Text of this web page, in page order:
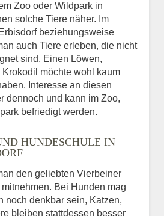
Zoo oder Wildpark in
solche Tiere näher. Im
beziehungsweise
auch Tiere erleben, die nicht
sind. Einen Löwen,
möchte wohl kaum
Interesse an diesen
dennoch und kann im Zoo,
befriedigt werden.
HUNDESCHULE IN
den geliebten Vierbeiner
mitnehmen. Bei Hunden mag
noch denkbar sein, Katzen,
bleiben stattdessen besser